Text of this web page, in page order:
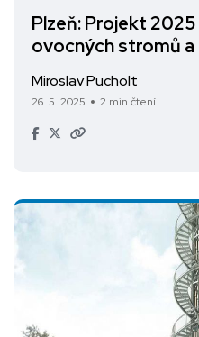
Plzeň: Projekt
ovocných stromů a
Miroslav Pucholt
26. 5. 2025 2 min čtení